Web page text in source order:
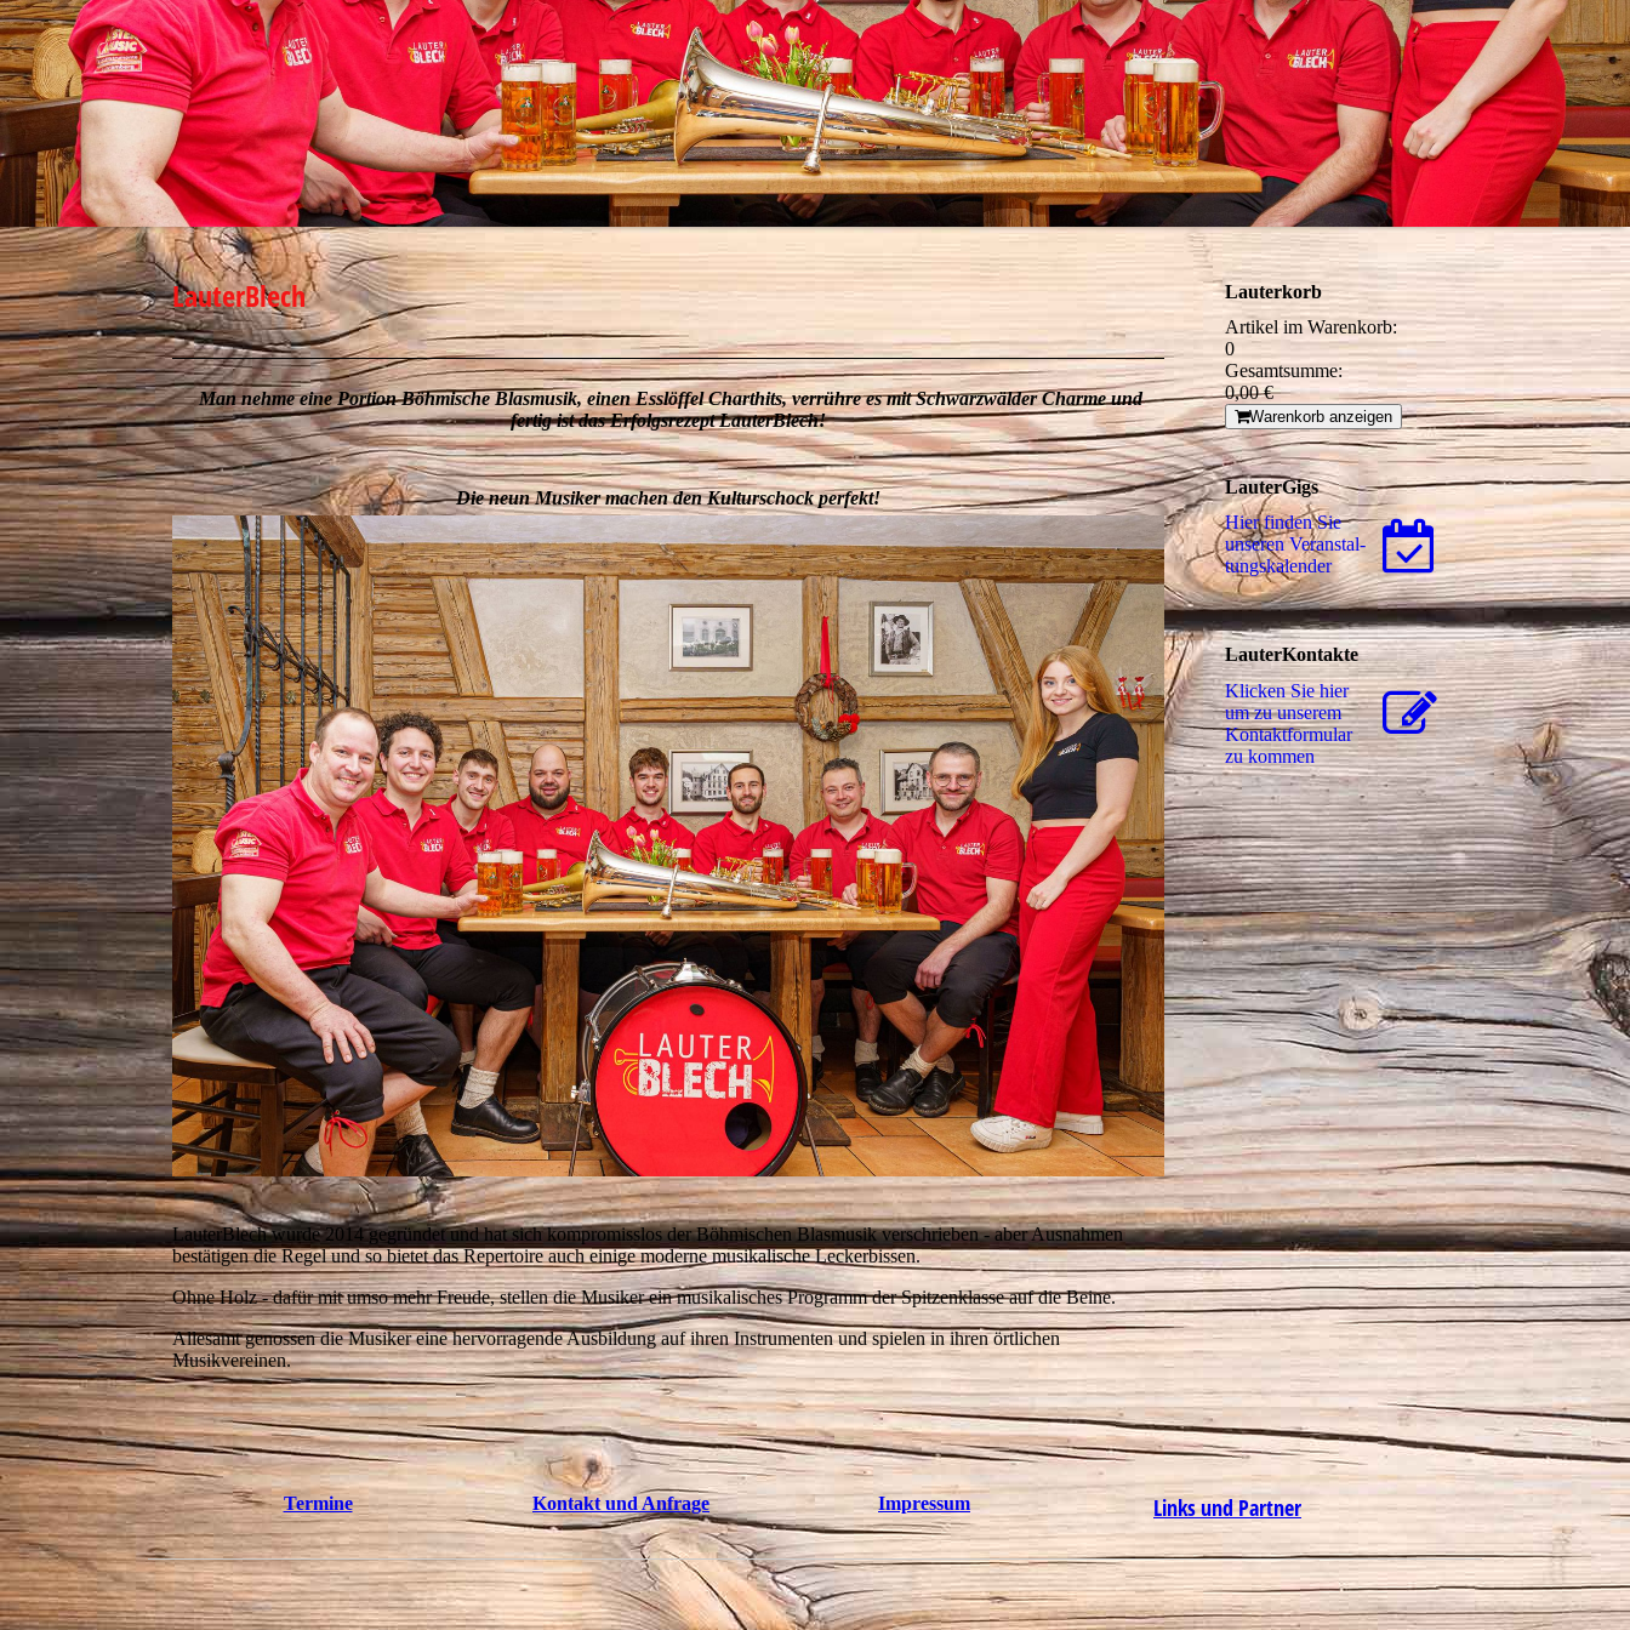
LauterBlech
Man nehme eine Portion Böhmische Blasmusik, einen Esslöffel Charthits, verrühre es mit Schwarzwälder Charme und
fertig ist das Erfolgsrezept LauterBlech!
Die neun Musiker machen den Kulturschock perfekt!
LauterBlech wurde 2014 gegründet und hat sich kompromisslos der Böhmischen Blasmusik verschrieben - aber Ausnahmen
bestätigen die Regel und so bietet das Repertoire auch einige moderne musikalische Leckerbissen.
Ohne Holz - dafür mit umso mehr Freude, stellen die Musiker ein musikalisches Programm der Spitzenklasse auf die Beine.
Allesamt genossen die Musiker eine hervorragende Ausbildung auf ihren Instrumenten und spielen in ihren örtlichen
Musikvereinen.
Lauterkorb
Artikel im Warenkorb:
0
Gesamtsumme:
0,00 €
Warenkorb anzeigen
LauterGigs
Hier finden Sie
unseren Ver­an­stal­
tungs­ka­len­der
LauterKontakte
Klicken Sie hier
um zu unserem
Kon­takt­for­mu­lar
zu kommen
Termine Kontakt und Anfrage Impressum Links und Partner